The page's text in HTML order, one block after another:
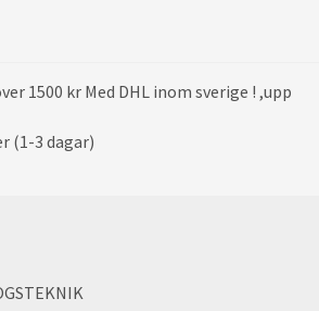
1500 kr Med DHL inom sverige ! ,upp
(1-3 dagar)